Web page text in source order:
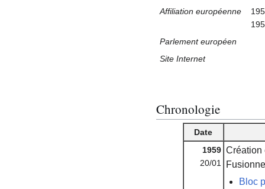
Affiliation européenne
Parlement européen
Site Internet
Chronologie
Date
1959
20/01
Création
Bloc